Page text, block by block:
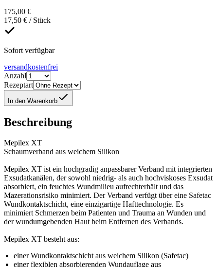
175,00 €
17,50 € / Stück
Sofort verfügbar
versandkostenfrei
Anzahl
Rezeptart
In den Warenkorb
Beschreibung
Mepilex XT
Schaumverband aus weichem Silikon
Mepilex XT ist ein hochgradig anpassbarer Verband mit integrierten
Exsudatkanälen, der sowohl niedrig- als auch hochviskoses Exsudat
absorbiert, ein feuchtes Wundmilieu aufrechterhält und das
Mazerationsrisiko minimiert. Der Verband verfügt über eine Safetac
Wundkontaktschicht, eine einzigartige Hafttechnologie. Es
minimiert Schmerzen beim Patienten und Trauma an Wunden und
der wundumgebenden Haut beim Entfernen des Verbands.
Mepilex XT besteht aus:
einer Wundkontaktschicht aus weichem Silikon (Safetac)
einer flexiblen absorbierenden Wundauflage aus